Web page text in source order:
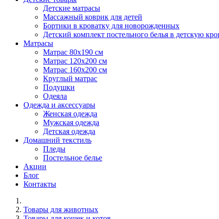
Детские матрасы
Массажный коврик для детей
Бортики в кроватку для новорожденных
Детский комплект постельного белья в детскую
Матрасы
Матрас 80х190 см
Матраc 120х200 см
Матрас 160х200 см
Круглый матрас
Подушки
Одеяла
Одежда и аксессуары
Женская одежда
Мужская одежда
Детская одежда
Домашний текстиль
Пледы
Постельное белье
Акции
Блог
Контакты
Товары для животных